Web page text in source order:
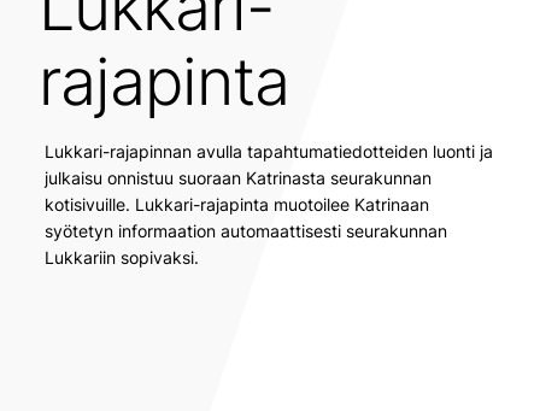
rajapinta
Lukkari-rajapinnan avulla tapahtumatiedotteiden luonti ja
julkaisu onnistuu suoraan Katrinasta seurakunnan
kotisivuille. Lukkari-rajapinta muotoilee Katrinaan
syötetyn informaation automaattisesti seurakunnan
Lukkariin sopivaksi.